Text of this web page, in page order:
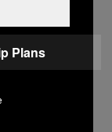
ovih
samo
vojske budu
da kažu
i da nisu
Plans